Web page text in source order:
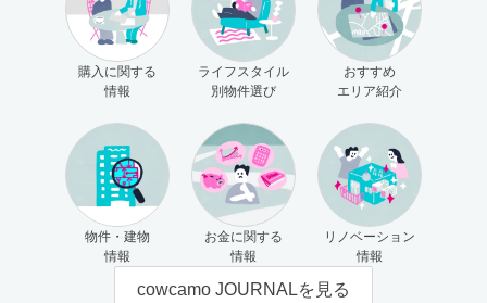
購入に関する
情報
ライフスタイル
別物件選び
おすすめ
エリア紹介
物件・建物
情報
お金に関する
情報
リノベーション
情報
cowcamo JOURNALを見る